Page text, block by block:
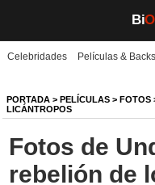
BiO
Biografías
Películas
Música
Celebridades Películas &
PORTADA > PELÍCULAS > FOTOS
LICÁNTROPOS
Fotos de
rebelión de